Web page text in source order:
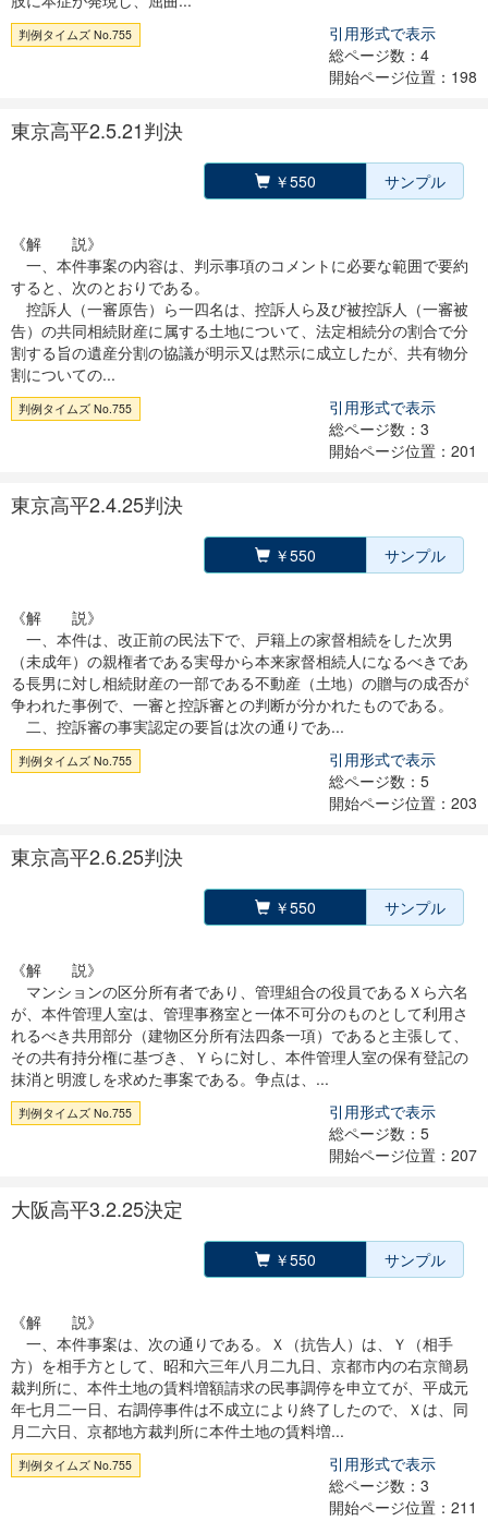
判例タイムズ No.755
引用形式で表示
総ページ数：4
開始ページ位置：198
東京高平2.5.21判決
￥550 サンプル
《解 説》
一、本件事案の内容は、判示事項のコメントに必要な範囲で要約
すると、次のとおりである。
控訴人（一審原告）ら一四名は、控訴人ら及び被控訴人（一審被
告）の共同相続財産に属する土地について、法定相続分の割合で分
割する旨の遺産分割の協議が明示又は黙示に成立したが、共有物分
割についての...
判例タイムズ No.755
引用形式で表示
総ページ数：3
開始ページ位置：201
東京高平2.4.25判決
￥550 サンプル
《解 説》
一、本件は、改正前の民法下で、戸籍上の家督相続をした次男
（未成年）の親権者である実母から本来家督相続人になるべきであ
る長男に対し相続財産の一部である不動産（土地）の贈与の成否が
争われた事例で、一審と控訴審との判断が分かれたものである。
二、控訴審の事実認定の要旨は次の通りであ...
判例タイムズ No.755
引用形式で表示
総ページ数：5
開始ページ位置：203
東京高平2.6.25判決
￥550 サンプル
《解 説》
マンションの区分所有者であり、管理組合の役員であるＸら六名
が、本件管理人室は、管理事務室と一体不可分のものとして利用さ
れるべき共用部分（建物区分所有法四条一項）であると主張して、
その共有持分権に基づき、Ｙらに対し、本件管理人室の保有登記の
抹消と明渡しを求めた事案である。争点は、...
判例タイムズ No.755
引用形式で表示
総ページ数：5
開始ページ位置：207
大阪高平3.2.25決定
￥550 サンプル
《解 説》
一、本件事案は、次の通りである。Ｘ（抗告人）は、Ｙ（相手
方）を相手方として、昭和六三年八月二九日、京都市内の右京簡易
裁判所に、本件土地の賃料増額請求の民事調停を申立てが、平成元
年七月二一日、右調停事件は不成立により終了したので、Ｘは、同
月二六日、京都地方裁判所に本件土地の賃料増...
判例タイムズ No.755
引用形式で表示
総ページ数：3
開始ページ位置：211